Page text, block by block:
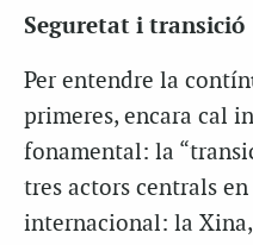
Seguretat i transició
Per entendre la
primeres, encara cal
fonamental: la
tres actors centrals
internacional: la Xina,